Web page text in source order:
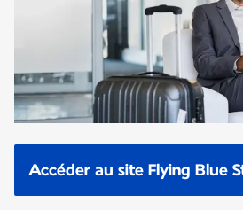
Accéder au site Flying Blue